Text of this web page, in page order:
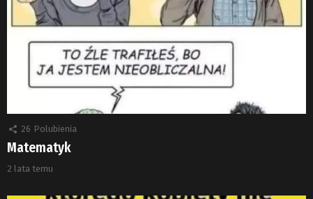
26 Polubienia
Matematyk
2 lata temu